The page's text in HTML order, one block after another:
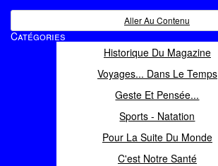
Magazine d'informations et de commentaires
Aller Au Contenu
Catégories
Historique Du Magazine
Voyages... Dans Le Temps
Geste Et Pensée...
Sports - Natation
Pour La Suite Du Monde
C'est Notre Santé